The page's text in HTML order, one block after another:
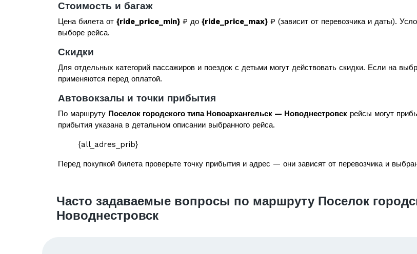
Стоимость и багаж
Цена билета от {ride_price_min} ₽ до {ride_price_max} ₽ (зависит от перевозчика и даты).
выборе рейса.
Скидки
Для отдельных категорий пассажиров и поездок с детьми могут действовать скидки. Если на
применяются перед оплатой.
Автовокзалы и точки прибытия
По маршруту Поселок городского типа Новоархангельск — Новоднестровск рейсы могут
прибытия указана в детальном описании выбранного рейса.
{all_adres_prib}
Перед покупкой билета проверьте точку прибытия и адрес — они зависят от перевозчика и
Часто задаваемые вопросы по маршруту Поселок
Новоднестровск